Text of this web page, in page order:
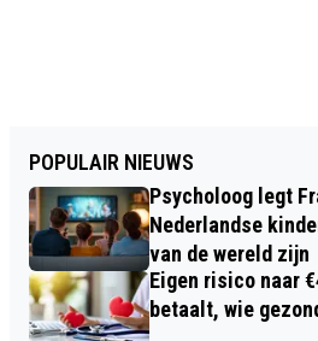
POPULAIR NIEUWS
Psycholoog legt
Nederlandse
van de wereld zijn
Eigen risico naar
betaalt, wie